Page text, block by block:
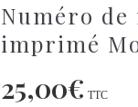
Numéro de
imprimé
25,00€ TTC